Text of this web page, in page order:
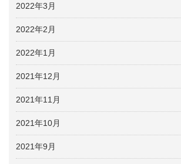
2022年3月
2022年2月
2022年1月
2021年12月
2021年11月
2021年10月
2021年9月